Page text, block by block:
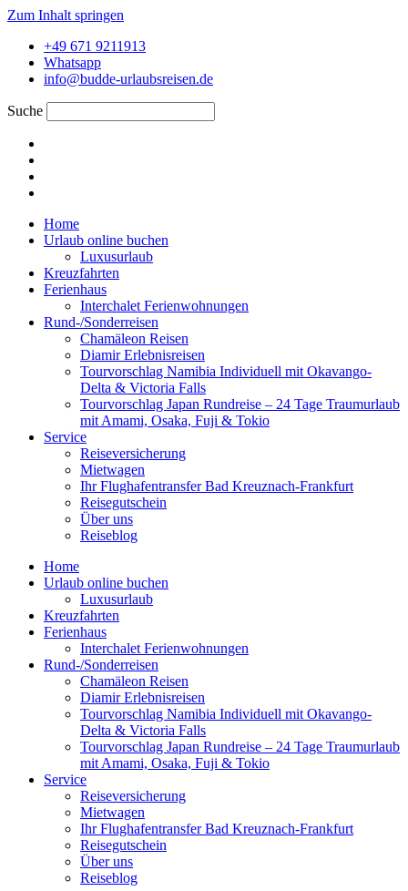
Zum Inhalt springen
+49 671 9211913
Whatsapp
info@budde-urlaubsreisen.de
Suche
Home
Urlaub online buchen
Luxusurlaub
Kreuzfahrten
Ferienhaus
Interchalet Ferienwohnungen
Rund-/Sonderreisen
Chamäleon Reisen
Diamir Erlebnisreisen
Tourvorschlag Namibia Individuell mit Okavango-
Delta & Victoria Falls
Tourvorschlag Japan Rundreise – 24 Tage Traumurlaub
mit Amami, Osaka, Fuji & Tokio
Service
Reiseversicherung
Mietwagen
Ihr Flughafentransfer Bad Kreuznach-Frankfurt
Reisegutschein
Über uns
Reiseblog
Home
Urlaub online buchen
Luxusurlaub
Kreuzfahrten
Ferienhaus
Interchalet Ferienwohnungen
Rund-/Sonderreisen
Chamäleon Reisen
Diamir Erlebnisreisen
Tourvorschlag Namibia Individuell mit Okavango-
Delta & Victoria Falls
Tourvorschlag Japan Rundreise – 24 Tage Traumurlaub
mit Amami, Osaka, Fuji & Tokio
Service
Reiseversicherung
Mietwagen
Ihr Flughafentransfer Bad Kreuznach-Frankfurt
Reisegutschein
Über uns
Reiseblog